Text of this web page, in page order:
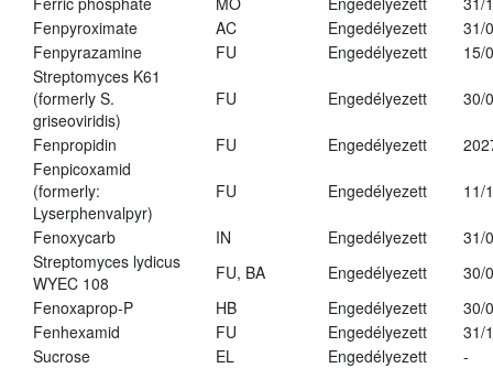
Fenpyroximate
AC Engedélyezett
31/
Fenpyrazamine
FU Engedélyezett
15/
Streptomyces K61
(formerly S.
griseoviridis)
FU Engedélyezett 30/
Fenpropidin FU Engedélyezett
Fenpicoxamid
(formerly:
Lyserphenvalpyr)
FU Engedélyezett 11/
Fenoxycarb IN Engedélyezett
31/
Streptomyces lydicus
WYEC 108
FU, BA Engedélyezett
30/
Fenoxaprop-P
HB Engedélyezett
30/
Fenhexamid
FU Engedélyezett
31/
Sucrose
EL Engedélyezett
-